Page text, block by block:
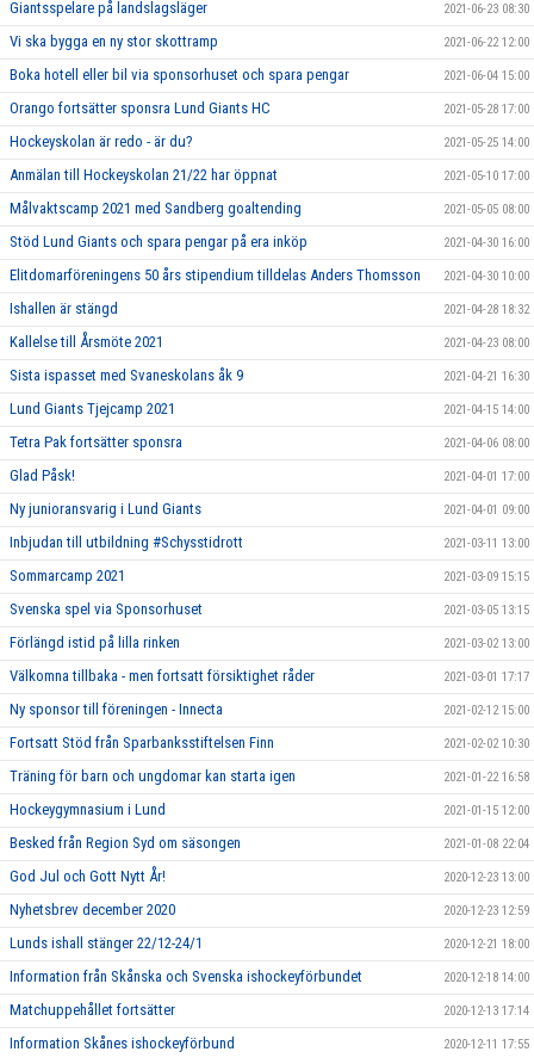
Giantsspelare på landslagsläger 2021-06-23 08:30
Vi ska bygga en ny stor skottramp 2021-06-22 12:00
Boka hotell eller bil via sponsorhuset och spara pengar 2021-06-04 15:00
Orango fortsätter sponsra Lund Giants HC 2021-05-28 17:00
Hockeyskolan är redo - är du? 2021-05-25 14:00
Anmälan till Hockeyskolan 21/22 har öppnat 2021-05-10 17:00
Målvaktscamp 2021 med Sandberg goaltending 2021-05-05 08:00
Stöd Lund Giants och spara pengar på era inköp 2021-04-30 16:00
Elitdomarföreningens 50 års stipendium tilldelas Anders Thomsson 2021-04-30 10:00
Ishallen är stängd 2021-04-28 18:32
Kallelse till Årsmöte 2021 2021-04-23 08:00
Sista ispasset med Svaneskolans åk 9 2021-04-21 16:30
Lund Giants Tjejcamp 2021 2021-04-15 14:00
Tetra Pak fortsätter sponsra 2021-04-06 08:00
Glad Påsk! 2021-04-01 17:00
Ny junioransvarig i Lund Giants 2021-04-01 09:00
Inbjudan till utbildning #Schysstidrott 2021-03-11 13:00
Sommarcamp 2021 2021-03-09 15:15
Svenska spel via Sponsorhuset 2021-03-05 13:15
Förlängd istid på lilla rinken 2021-03-02 13:00
Välkomna tillbaka - men fortsatt försiktighet råder 2021-03-01 17:17
Ny sponsor till föreningen - Innecta 2021-02-12 15:00
Fortsatt Stöd från Sparbanksstiftelsen Finn 2021-02-02 10:30
Träning för barn och ungdomar kan starta igen 2021-01-22 16:58
Hockeygymnasium i Lund 2021-01-15 12:00
Besked från Region Syd om säsongen 2021-01-08 22:04
God Jul och Gott Nytt År! 2020-12-23 13:00
Nyhetsbrev december 2020 2020-12-23 12:59
Lunds ishall stänger 22/12-24/1 2020-12-21 18:00
Information från Skånska och Svenska ishockeyförbundet 2020-12-18 14:00
Matchuppehållet fortsätter 2020-12-13 17:14
Information Skånes ishockeyförbund 2020-12-11 17:55